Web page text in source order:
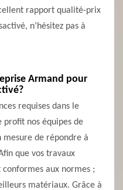
rapport qualité-prix
n’hésitez pas à
Armand pour
requises dans le
profit nos équipes de
mesure de répondre à
que vos travaux
aux normes ;
matériaux. Grâce à